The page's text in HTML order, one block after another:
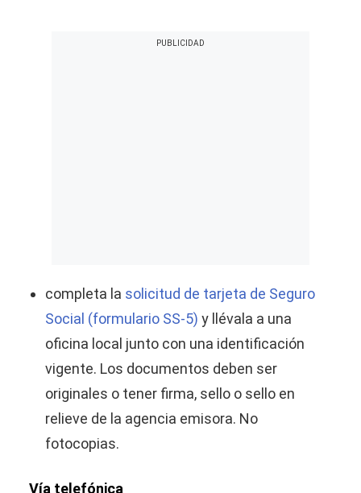
completa la solicitud de tarjeta de Seguro
Social (formulario SS-5) y llévala a una
oficina local junto con una identificación
vigente. Los documentos deben ser
originales o tener firma, sello o sello en
relieve de la agencia emisora. No
fotocopias.
Vía telefónica